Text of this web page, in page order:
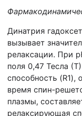
Динатрия
вызывает
релаксации. При
поля 0,47 Тесла
способность (R1),
время спин-
плазмы,
релаксирующая